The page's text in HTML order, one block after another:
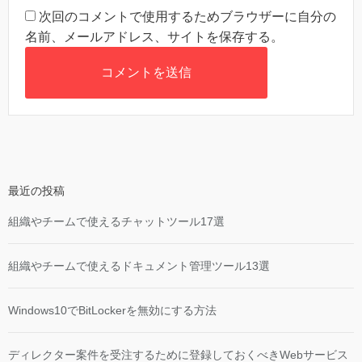
次回のコメントで使用するためブラウザーに自分の
名前、メールアドレス、サイトを保存する。
最近の投稿
組織やチームで使えるチャットツール17選
組織やチームで使えるドキュメント管理ツール13選
Windows10でBitLockerを無効にする方法
ディレクター案件を受注するために登録しておくべきWebサービス